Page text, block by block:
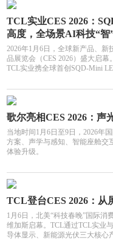
TCL实业CES 2026：
高度，全场景AI科技“智
2026年1月6日，全球新产品、
品展览会（CES 2026）盛大启
TCL实业携全球首创SQD-Mini
歌尔亮相CES 2026：声
当地时间1月6日至9日，2026年
方案、声学与感知、智能座舱交
体验升级。
TCL登台CES 2026：从
1月6日，北美“科技春晚”国际消
维加斯启幕。TCL通过TCL实业
导体显示、新能源光伏三大核心